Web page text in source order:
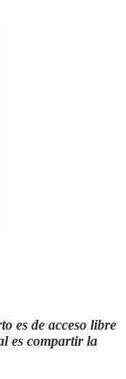
es de acceso libre
es compartir la